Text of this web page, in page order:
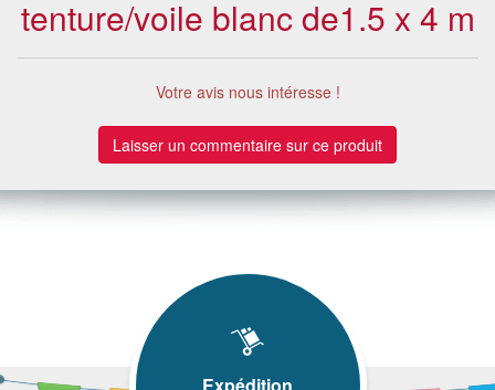
tenture/voile blanc de1.5 x 4 m
Votre avis nous intéresse !
Laisser un commentaire sur ce produit
Expédition